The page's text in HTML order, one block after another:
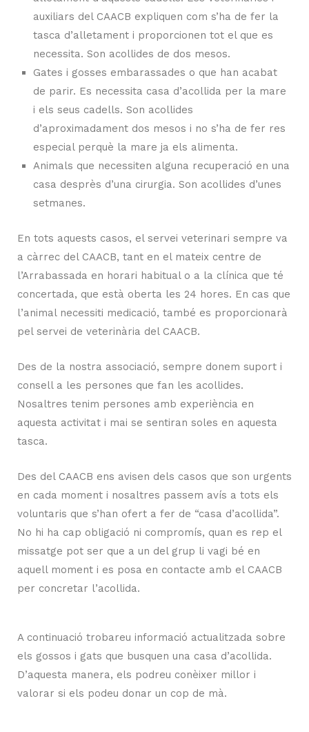
auxiliars del CAACB expliquen com s’ha de fer la
tasca d’alletament i proporcionen tot el que es
necessita. Son acollides de dos mesos.
Gates i gosses embarassades o que han acabat
de parir. Es necessita casa d’acollida per la mare
i els seus cadells. Son acollides
d’aproximadament dos mesos i no s’ha de fer res
especial perquè la mare ja els alimenta.
Animals que necessiten alguna recuperació en una
casa desprès d’una cirurgia. Son acollides d’unes
setmanes.
En tots aquests casos, el servei veterinari sempre va
a càrrec del CAACB, tant en el mateix centre de
l’Arrabassada en horari habitual o a la clínica que té
concertada, que està oberta les 24 hores. En cas que
l’animal necessiti medicació, també es proporcionarà
pel servei de veterinària del CAACB.
Des de la nostra associació, sempre donem suport i
consell a les persones que fan les acollides.
Nosaltres tenim persones amb experiència en
aquesta activitat i mai se sentiran soles en aquesta
tasca.
Des del CAACB ens avisen dels casos que son urgents
en cada moment i nosaltres passem avís a tots els
voluntaris que s’han ofert a fer de “casa d’acollida”.
No hi ha cap obligació ni compromís, quan es rep el
missatge pot ser que a un del grup li vagi bé en
aquell moment i es posa en contacte amb el CAACB
per concretar l’acollida.
A continuació trobareu informació actualitzada sobre
els gossos i gats que busquen una casa d’acollida.
D’aquesta manera, els podreu conèixer millor i
valorar si els podeu donar un cop de mà.